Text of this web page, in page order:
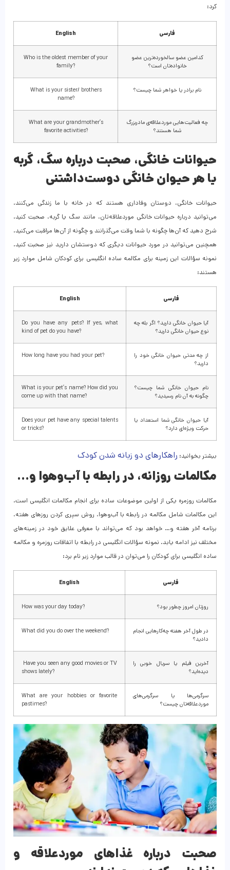
کرد:
فارسی English
کدامین عضو سالخورده‌ترین عضو
خانواده‌تان است؟
Who is the oldest member of your
family?
نام برادر یا خواهر شما چیست؟
What is your sister/ brothers
name?
چه فعالیت‌هایی موردعلاقه‌ی مادربزرگ
شما هستند؟
What are your grandmother’s
favorite activities?
حیوانات خانگی، صحبت درباره سگ، گربه
یا هر حیوان خانگی دوست‌داشتنی
حیوانات خانگی، دوستان وفاداری هستند که در خانه با ما زندگی می‌کنند.
می‌توانید درباره حیوانات خانگی موردعلاقه‌تان، مانند سگ یا گربه، صحبت کنید.
شرح دهید که آن‌ها چگونه با شما وقت می‌گذرانند و چگونه از آن‌ها مراقبت می‌کنید.
همچنین می‌توانید در مورد حیوانات دیگری که دوستشان دارید نیز صحبت کنید.
نمونه سؤالات این زمینه برای مکالمه ساده انگلیسی برای کودکان شامل موارد زیر
هستند:
فارسی English
آیا حیوان خانگی دارید؟ اگر بله چه
نوع حیوان خانگی دارید؟
Do you have any pets? If yes, what
kind of pet do you have?
از چه مدتی حیوان خانگی خود را
دارید؟
How long have you had your pet?
نام حیوان خانگی شما چیست؟
چگونه به آن نام رسیدید؟
What is your pet’s name? How did you
come up with that name?
آیا حیوان خانگی شما استعداد یا
حرکت ویژه‌ای دارد؟
Does your pet have any special talents
or tricks?
بیشتر بخوانید: راهکارهای دو زبانه شدن کودک
مکالمات روزانه، در رابطه با آب‌وهوا و…
مکالمات روزمره یکی از اولین موضوعات ساده برای انجام مکالمات انگلیسی است.
این مکالمات شامل مکالمه در رابطه با آب‌وهوا، روش سپری کردن روزهای هفته،
برنامه آخر هفته و… خواهد بود که می‌تواند با معرفی علایق خود در زمینه‌های
مختلف نیز ادامه یابد. نمونه سؤالات انگلیسی در رابطه با اتفاقات روزمره و مکالمه
ساده انگلیسی برای کودکان را می‌توان در قالب موارد زیر نام برد:
فارسی English
روزتان امروز چطور بود؟ How was your day today?
در طول آخر هفته چه‌کارهایی انجام
دادید؟
What did you do over the weekend?
آخرین فیلم یا سریال خوبی را
دیده‌اید؟
Have you seen any good movies or TV
shows lately?
سرگرمی‌ها یا سرگرمی‌های
موردعلاقه‌تان چیست؟
What are your hobbies or favorite
pastimes?
صحبت درباره غذاهای موردعلاقه و